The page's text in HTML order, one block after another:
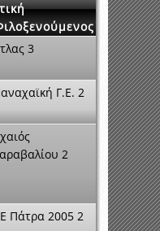
3
Γ.Ε. 2
2
Πάτρα 2005 2